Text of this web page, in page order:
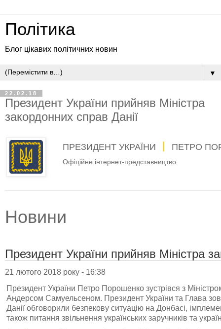
Політика
Блог цікавих політичних новин
▼
22.02.18
Президент України прийняв Міністра
закордонних справ Данії
ПРЕЗИДЕНТ УКРАЇНИ ПЕТРО
Офіційне інтернет-представництво
Новини
Президент України прийняв Міністра
21 лютого 2018 року - 16:38
Президент України Петро Порошенко зустрівся з
Андерсом Самуельсеном. Президент України та Глава
Данії обговорили безпекову ситуацію на Донбасі,
також питання звільнення українських заручників та